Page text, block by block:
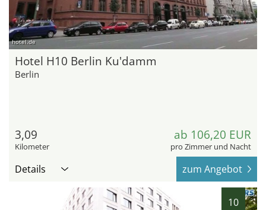
hotel.de
Hotel H10 Berlin Ku'damm
Berlin
3,09
Kilometer
ab 106,20 EUR
pro Zimmer und Nacht
Details zum Angebot
10